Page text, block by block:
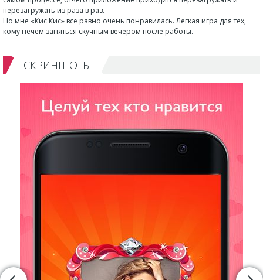
перезагружать из раза в раз.
Но мне «Кис Кис» все равно очень понравилась. Легкая игра для тех,
кому нечем заняться скучным вечером после работы.
СКРИНШОТЫ